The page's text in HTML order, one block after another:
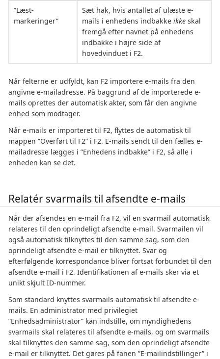
”Læst-
markeringer”
Sæt hak, hvis antallet af ulæste e-
mails i enhedens indbakke ikkeskal
fremgå efter navnet på enhedens
indbakke i højre side af
hovedvinduet i F2.
Når felterne er udfyldt, kan F2 importere e-mails fra den
angivne e-mailadresse. På baggrund af de importerede e-
mails oprettes der automatisk akter, som får den angivne
enhed som modtager.
Når e-mails er importeret til F2, flyttes de automatisk til
mappen ”Overført til F2” i F2. E-mails sendt til den fælles e-
mailadresse lægges i ”Enhedens indbakke” i F2, så alle i
enheden kan se det.
Relatér svarmails til afsendte e-mails
Når der afsendes en e-mail fra F2, vil en svarmail automatisk
relateres til den oprindeligt afsendte e-mail. Svarmailen vil
også automatisk tilknyttes til den samme sag, som den
oprindeligt afsendte e-mail er tilknyttet. Svar og
efterfølgende korrespondance bliver fortsat forbundet til den
afsendte e-mail i F2. Identifikationen af e-mails sker via et
unikt skjult ID-nummer.
Som standard knyttes svarmails automatisk til afsendte e-
mails. En administrator med privilegiet
”Enhedsadministrator” kan indstille, om myndighedens
svarmails skal relateres til afsendte e-mails, og om svarmails
skal tilknyttes den samme sag, som den oprindeligt afsendte
e-mail er tilknyttet. Det gøres på fanen ”E-mailindstillinger” i